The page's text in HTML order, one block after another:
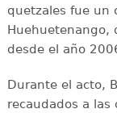
quetzales fue un
Huehuetenango,
desde el año
Durante el acto,
recaudados a las